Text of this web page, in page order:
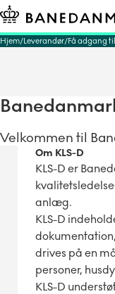
Hjem Leverandør Få adgang
Velkommen til
Om KLS-D
KLS-D er
anlæg.
KLS-D
drives på en
personer,
KLS-D